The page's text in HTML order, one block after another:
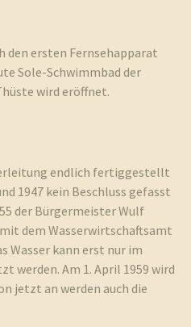
den ersten Fernsehapparat
Sole-Schwimmbad der
wird eröffnet.
endlich fertiggestellt
1947 kein Beschluss gefasst
der Bürgermeister Wulf
dem Wasserwirtschaftsamt
Wasser kann erst nur im
werden. Am 1. April 1959 wird
jetzt an werden auch die